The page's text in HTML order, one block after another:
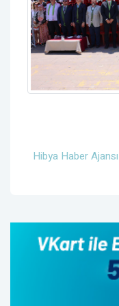
Hibya Haber Ajansı